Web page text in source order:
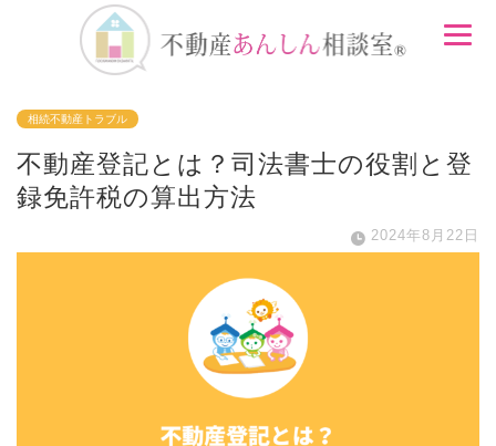
相続不動産トラブル
不動産登記とは？司法書士の役割と登
録免許税の算出方法
2024年8月22日